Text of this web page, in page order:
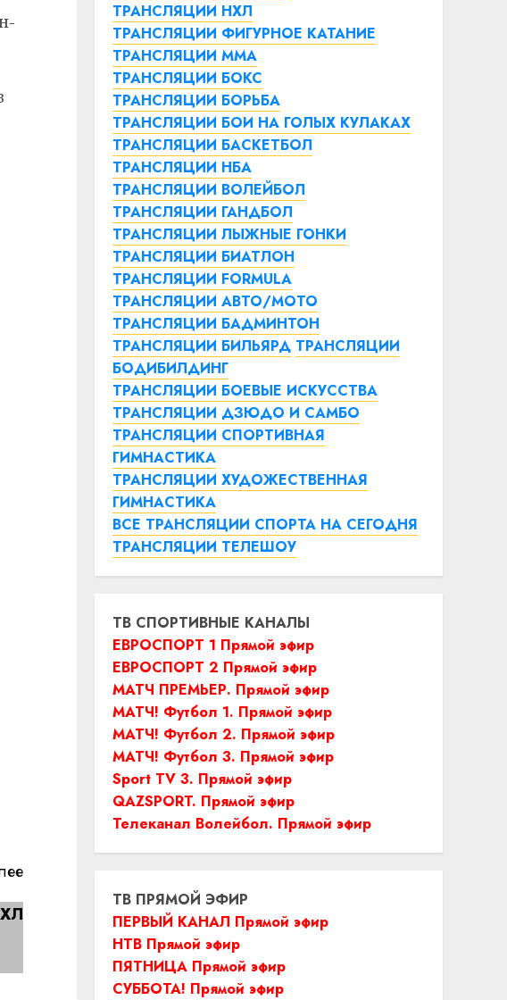
ТРАНСЛЯЦИИ НХЛ
ТРАНСЛЯЦИИ ФИГУРНОЕ КАТАНИЕ
ТРАНСЛЯЦИИ ММА
ТРАНСЛЯЦИИ БОКС
ТРАНСЛЯЦИИ БОРЬБА
ТРАНСЛЯЦИИ БОИ НА ГОЛЫХ КУЛАКАХ
ТРАНСЛЯЦИИ БАСКЕТБОЛ
ТРАНСЛЯЦИИ НБА
ТРАНСЛЯЦИИ ВОЛЕЙБОЛ
ТРАНСЛЯЦИИ ГАНДБОЛ
ТРАНСЛЯЦИИ ЛЫЖНЫЕ ГОНКИ
ТРАНСЛЯЦИИ БИАТЛОН
ТРАНСЛЯЦИИ FORMULA
ТРАНСЛЯЦИИ АВТО/МОТО
ТРАНСЛЯЦИИ БАДМИНТОН
ТРАНСЛЯЦИИ БИЛЬЯРД ТРАНСЛЯЦИИ
БОДИБИЛДИНГ
ТРАНСЛЯЦИИ БОЕВЫЕ ИСКУССТВА
ТРАНСЛЯЦИИ ДЗЮДО И САМБО
ТРАНСЛЯЦИИ СПОРТИВНАЯ
ГИМНАСТИКА
ТРАНСЛЯЦИИ ХУДОЖЕСТВЕННАЯ
ГИМНАСТИКА
ВСЕ ТРАНСЛЯЦИИ СПОРТА НА СЕГОДНЯ
ТРАНСЛЯЦИИ ТЕЛЕШОУ
ТВ СПОРТИВНЫЕ КАНАЛЫ
ЕВРОСПОРТ 1 Прямой эфир
ЕВРОСПОРТ 2 Прямой эфир
МАТЧ ПРЕМЬЕР. Прямой эфир
МАТЧ! Футбол 1. Прямой эфир
МАТЧ! Футбол 2. Прямой эфир
МАТЧ! Футбол 3. Прямой эфир
Sport TV 3. Прямой эфир
QAZSPORT. Прямой эфир
Телеканал Волейбол. Прямой эфир
ТВ ПРЯМОЙ ЭФИР
ПЕРВЫЙ КАНАЛ Прямой эфир
НТВ Прямой эфир
ПЯТНИЦА Прямой эфир
СУББОТА! Прямой эфир